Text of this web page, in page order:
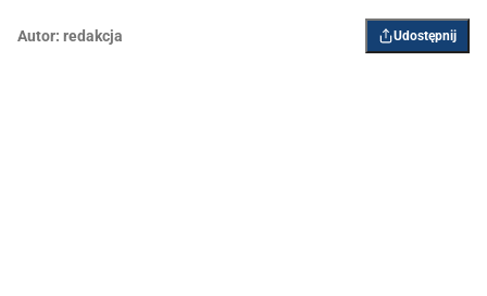
Autor: redakcja Udostępnij